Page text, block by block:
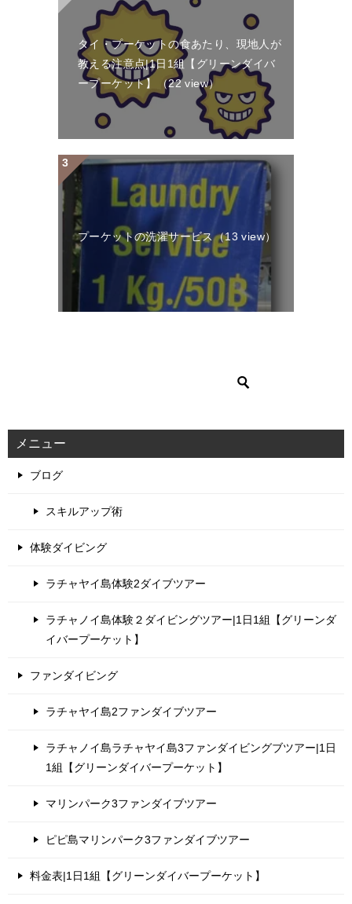
タイ・プーケットの食あたり、現地人が
教える注意点|1日1組【グリーンダイバ
ープーケット】
（22 view）
プーケットの洗濯サービス（13 view）
メニュー
ブログ
スキルアップ術
体験ダイビング
ラチャヤイ島体験2ダイブツアー
ラチャノイ島体験２ダイビングツアー|1日1組【グリーンダ
イバープーケット】
ファンダイビング
ラチャヤイ島2ファンダイブツアー
ラチャノイ島ラチャヤイ島3ファンダイビングブツアー|1日
1組【グリーンダイバープーケット】
マリンパーク3ファンダイブツアー
ピピ島マリンパーク3ファンダイブツアー
料金表|1日1組【グリーンダイバープーケット】